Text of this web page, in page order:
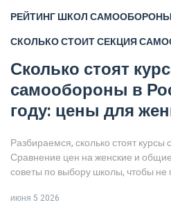
РЕЙТИНГ ШКОЛ САМООБОРОНЫ
СКОЛЬКО СТОИТ СЕКЦИЯ
Сколько стоят
самообороны в
году: цены для
Разбираемся, сколько стоят
Сравнение цен на женские и
советы по выбору школы, чтобы не
июня 5 2026